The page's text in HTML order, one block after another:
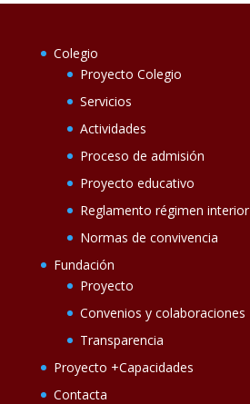
Colegio
Proyecto Colegio
Servicios
Actividades
Proceso de admisión
Proyecto educativo
Reglamento régimen interior
Normas de convivencia
Fundación
Proyecto
Convenios y colaboraciones
Transparencia
Proyecto +Capacidades
Contacta